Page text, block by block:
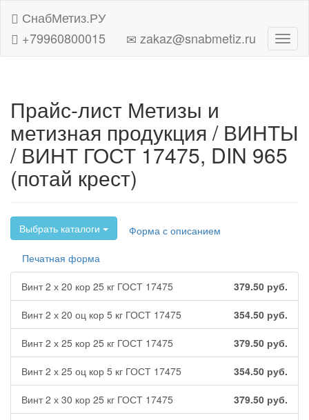
СнабМетиз.РУ
+79960800015
zakaz@snabmetiz.ru
Прайс-лист Метизы и
метизная продукция / ВИНТЫ
/ ВИНТ ГОСТ 17475, DIN 965
(потай крест)
Выбрать каталоги
Форма с описанием
Печатная форма
Винт 2 х 20 кор 25 кг ГОСТ 17475 379.50 руб.
Винт 2 х 20 оц кор 5 кг ГОСТ 17475 354.50 руб.
Винт 2 х 25 кор 25 кг ГОСТ 17475 379.50 руб.
Винт 2 х 25 оц кор 5 кг ГОСТ 17475 354.50 руб.
Винт 2 х 30 кор 25 кг ГОСТ 17475 379.50 руб.